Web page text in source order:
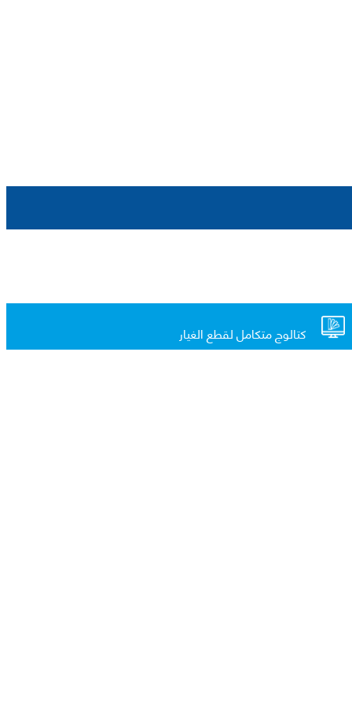
كتالوج متكامل لقطع الغيار